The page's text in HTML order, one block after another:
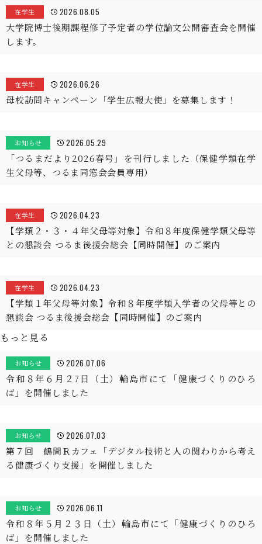
在学生 2026.08.05
大学院博士後期課程修了予定者の学位論文公開審査会を開催
します。
在学生 2026.06.26
母校訪問キャンペーン「学生広報大使」を募集します！
お知らせ 2026.05.29
「つるまだより2026春号」を刊行しました（保健学類在学
生父母等、つるま同窓会会員専用）
在学生 2026.04.23
【学類２・３・４年父母等対象】令和８年度保健学類父母等
との懇談会 つるま後援会総会【同時開催】のご案内
在学生 2026.04.23
【学類１年父母等対象】令和８年度学類入学者の父母等との
懇談会 つるま後援会総会【同時開催】のご案内
もっと見る
お知らせ 2026.07.06
令和８年６月２7日（土）輪島市にて「健康づくりのひろ
ば」を開催しました
お知らせ 2026.07.03
第７回 鶴間Ｒカフェ「デジタル技術と人の関わりから考え
る健康づくり支援」を開催しました
お知らせ 2026.06.11
令和８年５月２３日（土）輪島市にて「健康づくりのひろ
ば」を開催しました